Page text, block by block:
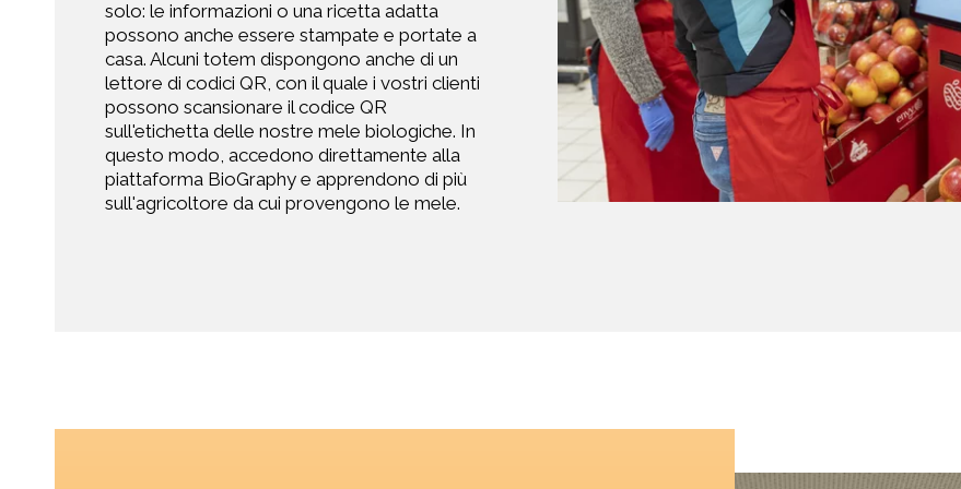
solo: le informazioni o una ricetta adatta
possono anche essere stampate e portate a
casa. Alcuni totem dispongono anche di un
lettore di codici QR, con il quale i vostri clienti
possono scansionare il codice QR
sull'etichetta delle nostre mele biologiche. In
questo modo, accedono direttamente alla
piattaforma BioGraphy e apprendono di più
sull'agricoltore da cui provengono le mele.